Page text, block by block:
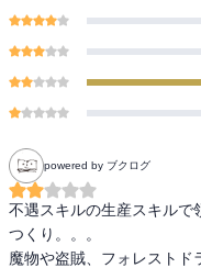
powered by ブクログ
不遇スキルの生産スキルで
つくり。。。
魔物や盗賊、フォレストド